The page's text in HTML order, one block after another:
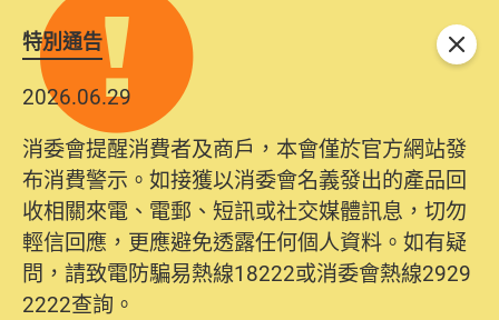
特別通告
2026.06.29
消委會提醒消費者及商戶，本會僅於官方網站發
布消費警示。如接獲以消委會名義發出的產品回
收相關來電、電郵、短訊或社交媒體訊息，切勿
輕信回應，更應避免透露任何個人資料。如有疑
問，請致電防騙易熱線18222或消委會熱線2929
2222查詢。
關閉